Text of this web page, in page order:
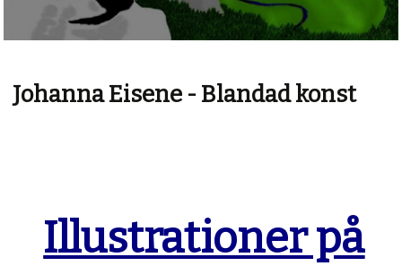
Johanna Eisene - Blandad konst
Illustrationer på